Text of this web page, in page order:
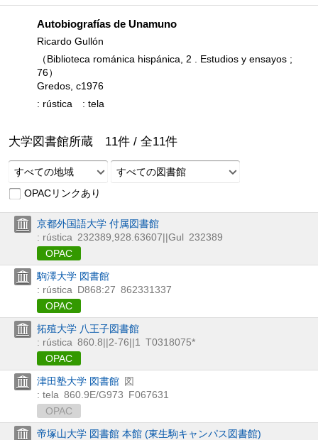
Autobiografías de Unamuno
Ricardo Gullón
（Biblioteca románica hispánica, 2 . Estudios y ensayos ;
76）
Gredos, c1976
: rústica
: tela
大学図書館所蔵 11件 / 全11件
すべての地域
すべての図書館
OPACリンクあり
京都外国語大学 付属図書館
: rústica 232389 928.63607||Gul 232389
OPAC
駒澤大学 図書館
: rústica D868:27 862331337
OPAC
拓殖大学 八王子図書館
: rústica 860.8||2-76||1
T0318075*
OPAC
津田塾大学 図書館 図
: tela 860.9E/G973 F067631
OPAC
帝塚山大学 図書館 本館 (東生駒キャンパス図書館)